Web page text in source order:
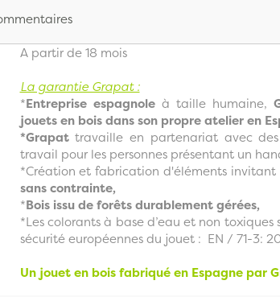
A partir de 18 mois
La garantie Grapat :
*Entreprise espagnoleà taille humaine,
jouets en bois dans son propre atelier en
*Grapattravaille en partenariat avec des
travail pour les personnes présentant un
*Création et fabrication d'éléments invitant
sans contrainte,
*Bois issu de forêts durablement gérées,
*Les colorants à base d’eau et non
sécurité européennes du jouet : EN / 71-3:
Un jouet en bois fabriqué en Espagne par